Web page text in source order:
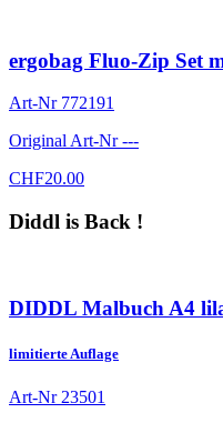
ergobag Fluo-Zip Set
Art-Nr 772191
Original Art-Nr---
CHF20.00
Diddl is Back !
DIDDL Malbuch A4
limitierte Auflage
Art-Nr 23501